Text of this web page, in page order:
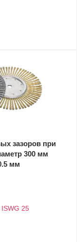
зазоров при
300 мм
мм
25